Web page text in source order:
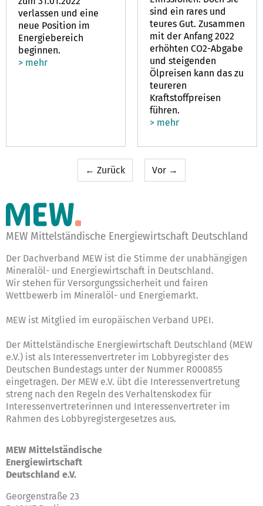
verlassen und eine
neue Position im
Energiebereich
beginnen.
> mehr
sind ein rares und
teures Gut. Zusammen
mit der Anfang 2022
erhöhten CO2-Abgabe
und steigenden
Ölpreisen kann das zu
teureren
Kraftstoffpreisen
führen.
> mehr
← Zurück Vor →
MEW Mittelständische Energiewirtschaft Deutschland
Der Dachverband MEW ist die Stimme der unabhängigen
Mineralöl- und Energiewirtschaft in Deutschland.
Wir stehen für Versorgungssicherheit und fairen
Wettbewerb im Mineralöl- und Energiemarkt.
MEW ist Mitglied im europäischen Verband UPEI.
Der Mittelständische Energiewirtschaft Deutschland (MEW
e.V.) ist als Interessenvertreter im Lobbyregister des
Deutschen Bundestags unter der Nummer R000855
eingetragen. Der MEW e.V. übt die Interessenvertretung
streng nach den Regeln des Verhaltenskodex für
Interessenvertreterinnen und Interessenvertreter im
Rahmen des Lobbyregistergesetzes aus.
MEW Mittelständische
Energiewirtschaft
Deutschland e.V.
Georgenstraße 23